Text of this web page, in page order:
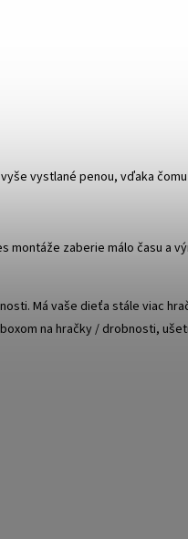
vystlané penou, vďaka
zaberie málo času a
Má vaše dieťa stále viac
na hračky / drobnosti,